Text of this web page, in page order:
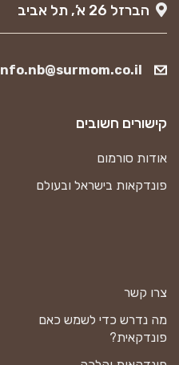
הברזל 26 א’, תל אביב
צרו קשר
מה נדרש כדי לשמש כאם
פונדקאית?
קישורים חשובים
אודות סורמום
פונדקאות בישראל ובעולם